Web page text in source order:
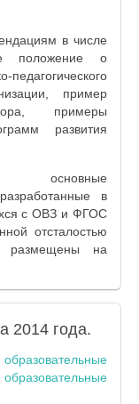
в числе
положение о
пример
примеры
развития
основные
в
с ОВЗ и ФГОС
отсталостью
размещены на
2014 года.